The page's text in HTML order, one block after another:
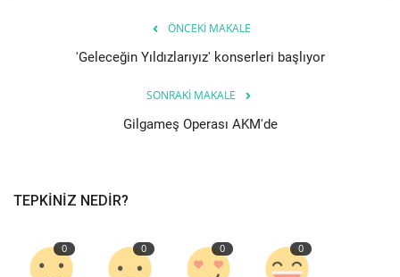
ÖNCEKI MAKALE
'Geleceğin Yıldızlarıyız' konserleri başlıyor
SONRAKI MAKALE
Gilgameş Operası AKM'de
TEPKINIZ NEDIR?
0 0 0 0